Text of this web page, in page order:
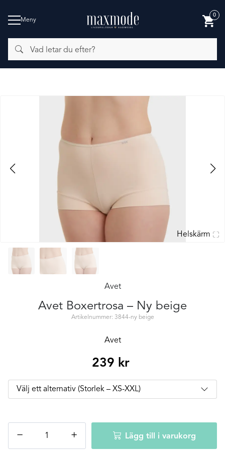
Meny
letar
du
efter?
0
BADMODE
Helskärm
Avet
Avet Boxertrosa – Ny beige
Artikelnummer: 3844-ny beige
Avet
239 kr
−
Boxertrosa
+ Lägg till i varukorg